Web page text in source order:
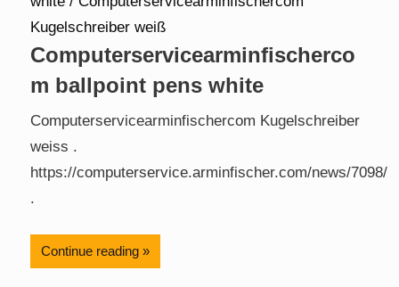
Computerservicearminfischerco
m ballpoint pens white
Computerservicearminfischercom Kugelschreiber
weiss .
https://computerservice.arminfischer.com/news/7098/
.
Continue reading